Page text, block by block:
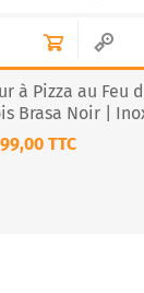
à Pizza au Feu
Brasa Noir |
TTC